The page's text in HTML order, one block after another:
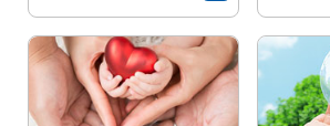
チップ抵抗器の賢い使い方
高周波チップ部品の賢い使い方